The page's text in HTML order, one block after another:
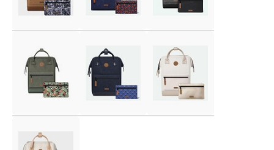
Voor 17:00 besteld, is vandaag verzonden (ma-vr)